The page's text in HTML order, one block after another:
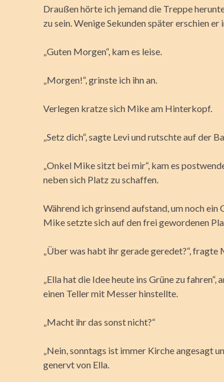
Draußen hörte ich jemand die Treppe
zu sein. Wenige Sekunden später erschien er
„Guten Morgen“, kam es leise.
„Morgen!“, grinste ich ihn an.
Verlegen kratze sich Mike am Hinterkopf.
„Setz dich“, sagte Levi und rutschte auf der
„Onkel Mike sitzt bei mir“, kam es
neben sich Platz zu schaffen.
Während ich grinsend aufstand, um noch ein
Mike setzte sich auf den frei gewordenen
„Über was habt ihr gerade geredet?“, fragte
„Ella hat die Idee heute ins Grüne zu
einen Teller mit Messer hinstellte.
„Macht ihr das sonst nicht?“
„Nein, sonntags ist immer Kirche angesagt
genervt von Ella.